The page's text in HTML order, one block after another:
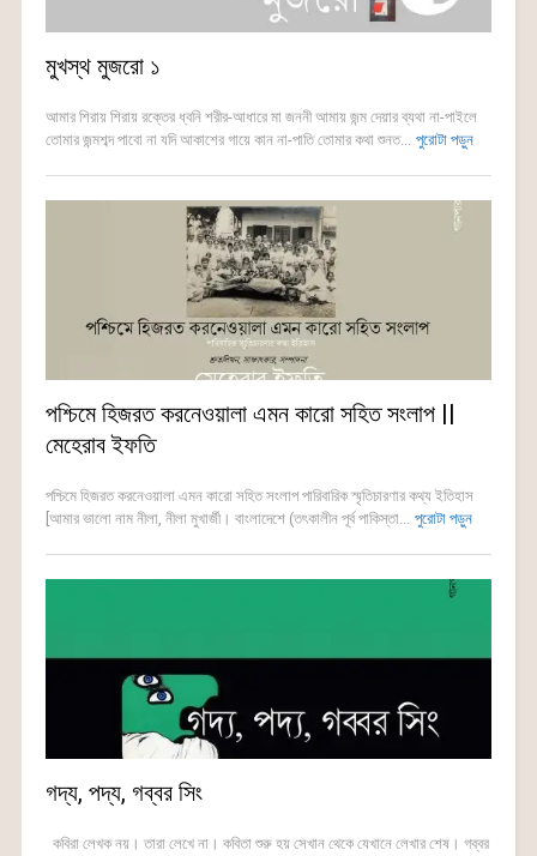
মুখস্থ মুজরো ১
আমার শিরায় শিরায় রক্তের ধ্বনি শরীর-আধারে মা জননী আমায় জন্ম দেয়ার ব্যথা না-পাইলে
তোমার জন্মশব্দ পাবো না যদি আকাশের গায়ে কান না-পাতি তোমার কথা শুনত... পুরোটা পড়ুন
পশ্চিমে হিজরত করনেওয়ালা এমন কারো সহিত সংলাপ ||
মেহেরাব ইফতি
পশ্চিমে হিজরত করনেওয়ালা এমন কারো সহিত সংলাপ পারিবারিক স্মৃতিচারণার কথ্য ইতিহাস
[আমার ভালো নাম নীলা, নীলা মুখার্জী। বাংলাদেশে (তৎকালীন পূর্ব পাকিস্তা... পুরোটা পড়ুন
গদ্য, পদ্য, গব্বর সিং
কবিরা লেখক নয়। তারা লেখে না। কবিতা শুরু হয় সেখান থেকে যেখানে লেখার শেষ। গব্বর